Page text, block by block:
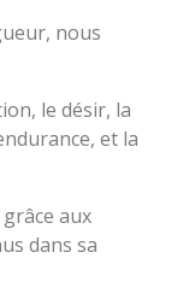
nous
le désir, la
et la
aux
dans sa